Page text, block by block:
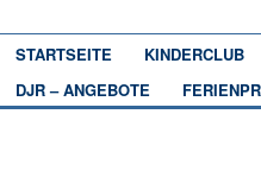
STARTSEITE KINDERCLUB
DJR – ANGEBOTE